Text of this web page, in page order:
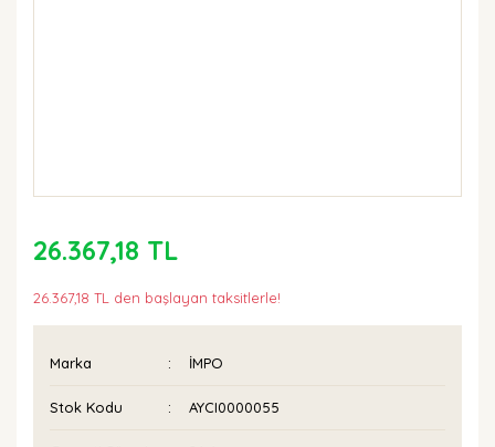
26.367,18 TL
26.367,18 TL den başlayan taksitlerle!
Marka İMPO
Stok Kodu AYCI0000055